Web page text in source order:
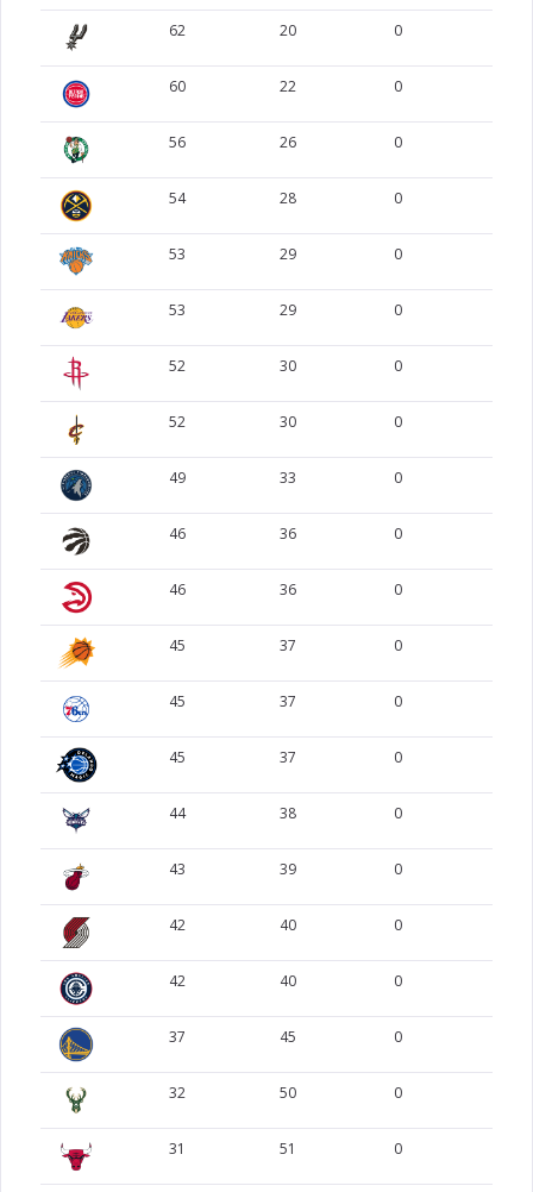
62 20 0
60 22 0
56 26 0
54 28 0
53 29 0
53 29 0
52 30 0
52 30 0
49 33 0
46 36 0
46 36 0
45 37 0
45 37 0
45 37 0
44 38 0
43 39 0
42 40 0
42 40 0
37 45 0
32 50 0
31 51 0